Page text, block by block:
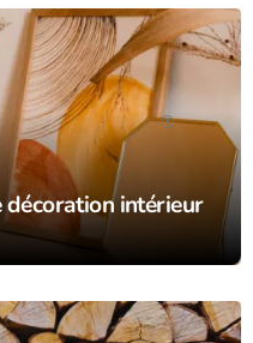
décoration intérieur
13/10/23